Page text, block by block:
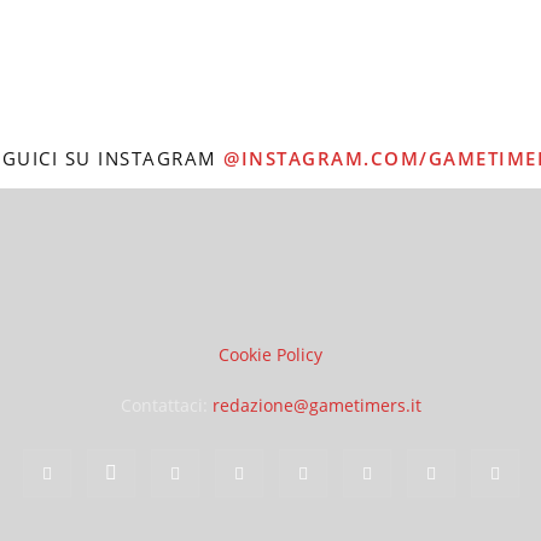
SU INSTAGRAM @INSTAGRAM.COM/
Cookie Policy
redazione@gametimers.it